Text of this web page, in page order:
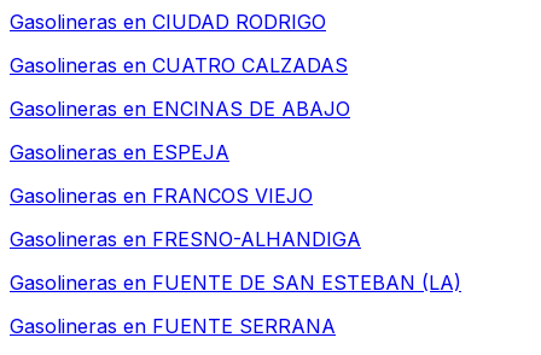
Gasolineras en CIUDAD RODRIGO
Gasolineras en CUATRO CALZADAS
Gasolineras en ENCINAS DE ABAJO
Gasolineras en ESPEJA
Gasolineras en FRANCOS VIEJO
Gasolineras en FRESNO-ALHANDIGA
Gasolineras en FUENTE DE SAN ESTEBAN (LA)
Gasolineras en FUENTE SERRANA